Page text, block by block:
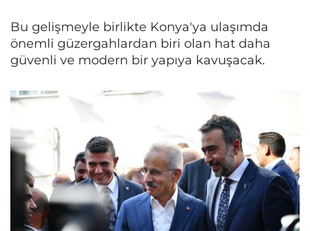
Bu gelişmeyle birlikte Konya'ya ulaşımda
önemli güzergahlardan biri olan hat daha
güvenli ve modern bir yapıya kavuşacak.